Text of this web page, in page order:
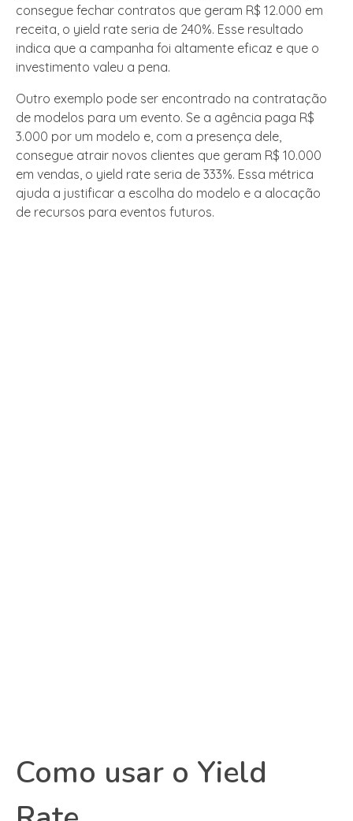
consegue fechar contratos que geram R$ 12.000 em
receita, o yield rate seria de 240%. Esse resultado
indica que a campanha foi altamente eficaz e que o
investimento valeu a pena.
Outro exemplo pode ser encontrado na contratação
de modelos para um evento. Se a agência paga R$
3.000 por um modelo e, com a presença dele,
consegue atrair novos clientes que geram R$ 10.000
em vendas, o yield rate seria de 333%. Essa métrica
ajuda a justificar a escolha do modelo e a alocação
de recursos para eventos futuros.
Como usar o Yield